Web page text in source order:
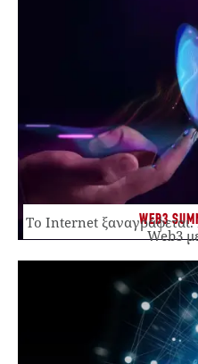
WEB3
Το Internet ξαναγράφεται.
Web3